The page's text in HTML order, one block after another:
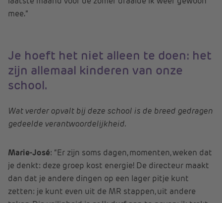
mee.”
Je hoeft het niet alleen te doen: het
zijn allemaal kinderen van onze
school.
Wat verder opvalt bij deze school is de breed gedragen
gedeelde verantwoordelijkheid.
Marie-José: “Er zijn soms dagen, momenten, weken dat
je denkt: deze groep kost energie! De directeur maakt
dan dat je andere dingen op een lager pitje kunt
zetten: je kunt even uit de MR stappen, uit andere